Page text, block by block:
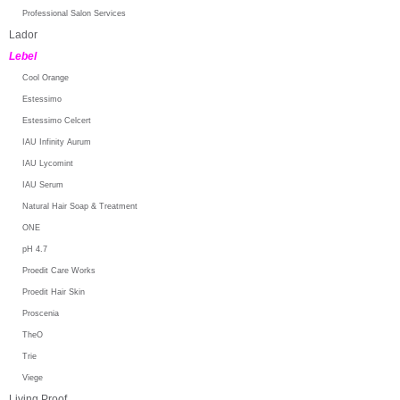
Professional Salon Services
Lador
Lebel
Cool Orange
Estessimo
Estessimo Celcert
IAU Infinity Aurum
IAU Lycomint
IAU Serum
Natural Hair Soap & Treatment
ONE
pH 4.7
Proedit Care Works
Proedit Hair Skin
Proscenia
TheO
Trie
Viege